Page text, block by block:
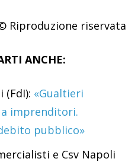
Riproduzione riservata
ANCHE:
(FdI): «Gualtieri
imprenditori.
pubblico»
e Csv Napoli